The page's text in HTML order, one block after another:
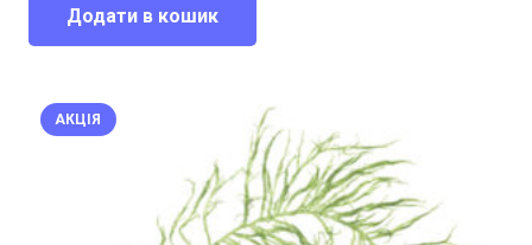
1700,00 грн..
Додати в кошик
АКЦІЯ